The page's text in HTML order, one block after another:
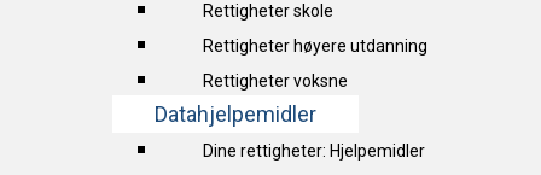
Rettigheter skole
Rettigheter høyere utdanning
Rettigheter voksne
Datahjelpemidler
Dine rettigheter: Hjelpemidler